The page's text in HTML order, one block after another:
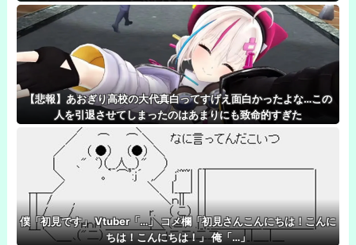
【悲報】あおぎり高校の大代真白ってすげえ面白かったよな…この
人を引退させてしまったのはあまりにも致命的すぎた
僕「初見です」 Vtuber「…」 コメ欄「初見さんこんにちは！こんに
ちは！こんにちは！」 俺「…」